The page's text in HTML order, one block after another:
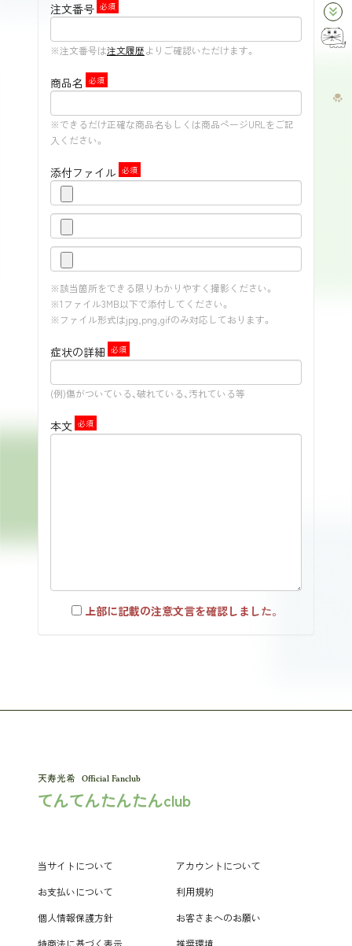
keyboard_double_arrow_down
注文番号
※注文番号は注文履歴よりご確認いただけます。
商品名
※できるだけ正確な商品名もしくは商品ページURLをご記
入ください。
添付ファイル
※該当箇所をできる限りわかりやすく撮影ください。
※1ファイル3MB以下で添付してください。
※ファイル形式はjpg,png,gifのみ対応しております。
症状の詳細
(例)傷がついている、破れている、汚れている等
本文
上部に記載の注意文言を確認しました。
Official Fanclub
てんてんたんたんclub
当サイトについて
アカウントについて
お支払いについて
利用規約
個人情報保護方針
お客さまへのお願い
特商法に基づく表示
推奨環境